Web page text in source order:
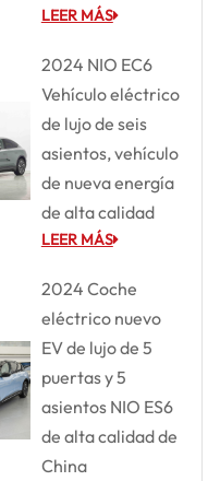
LEER MÁS
2024 NIO EC6
Vehículo eléctrico
de lujo de seis
asientos, vehículo
de nueva energía
de alta calidad
LEER MÁS
2024 Coche
eléctrico nuevo
EV de lujo de 5
puertas y 5
asientos NIO ES6
de alta calidad de
China